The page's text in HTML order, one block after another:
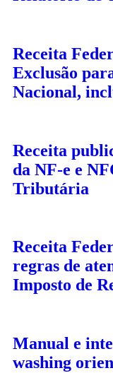
Receita
Exclusão
Nacional,
Receita
da NF-e e
Tributária
Receita
regras de
Imposto de
Manual e
washing